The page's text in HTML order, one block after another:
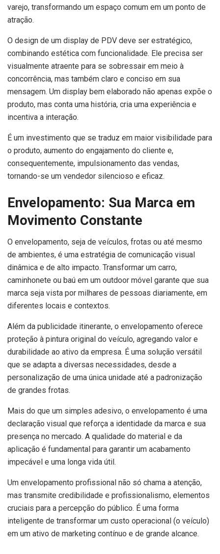
varejo, transformando um espaço comum em um ponto de
atração.
O design de um display de PDV deve ser estratégico,
combinando estética com funcionalidade. Ele precisa ser
visualmente atraente para se sobressair em meio à
concorrência, mas também claro e conciso em sua
mensagem. Um display bem elaborado não apenas expõe o
produto, mas conta uma história, cria uma experiência e
incentiva a interação.
É um investimento que se traduz em maior visibilidade para
o produto, aumento do engajamento do cliente e,
consequentemente, impulsionamento das vendas,
tornando-se um vendedor silencioso e eficaz.
Envelopamento: Sua Marca em
Movimento Constante
O envelopamento, seja de veículos, frotas ou até mesmo
de ambientes, é uma estratégia de comunicação visual
dinâmica e de alto impacto. Transformar um carro,
caminhonete ou baú em um outdoor móvel garante que sua
marca seja vista por milhares de pessoas diariamente, em
diferentes locais e contextos.
Além da publicidade itinerante, o envelopamento oferece
proteção à pintura original do veículo, agregando valor e
durabilidade ao ativo da empresa. É uma solução versátil
que se adapta a diversas necessidades, desde a
personalização de uma única unidade até a padronização
de grandes frotas.
Mais do que um simples adesivo, o envelopamento é uma
declaração visual que reforça a identidade da marca e sua
presença no mercado. A qualidade do material e da
aplicação é fundamental para garantir um acabamento
impecável e uma longa vida útil.
Um envelopamento profissional não só chama a atenção,
mas transmite credibilidade e profissionalismo, elementos
cruciais para a percepção do público. É uma forma
inteligente de transformar um custo operacional (o veículo)
em um ativo de marketing contínuo e de grande alcance.